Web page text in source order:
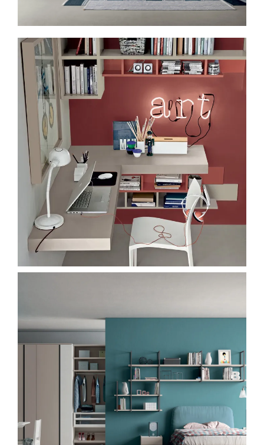
Ormari
Kupatila
DODATCI
VANJSKI
UREDSKI
HOTELSKI